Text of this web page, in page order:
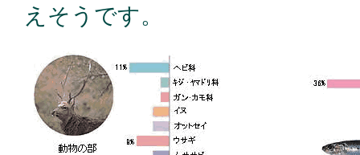
えそうです。